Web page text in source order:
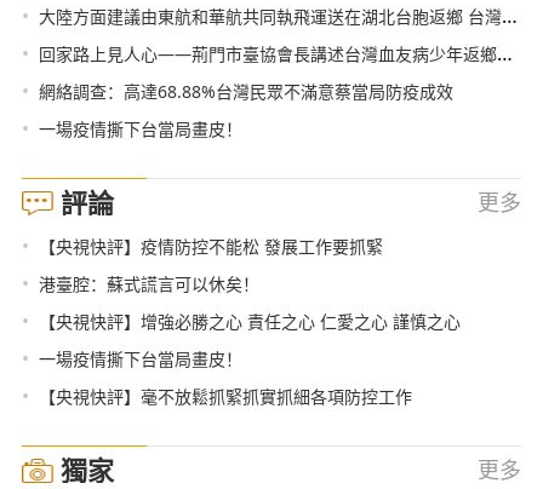
• 大陸方面建議由東航和華航共同執飛運送在湖北台胞返鄉 台灣方面：不同意
• 回家路上見人心——荊門市臺協會長講述台灣血友病少年返鄉經過
• 網絡調查：高達68.88%台灣民眾不滿意蔡當局防疫成效
• 一場疫情撕下台當局畫皮！
評論 更多
• 【央視快評】疫情防控不能松 發展工作要抓緊
• 港臺腔：蘇式謊言可以休矣！
• 【央視快評】增強必勝之心 責任之心 仁愛之心 謹慎之心
• 一場疫情撕下台當局畫皮！
• 【央視快評】毫不放鬆抓緊抓實抓細各項防控工作
獨家 更多